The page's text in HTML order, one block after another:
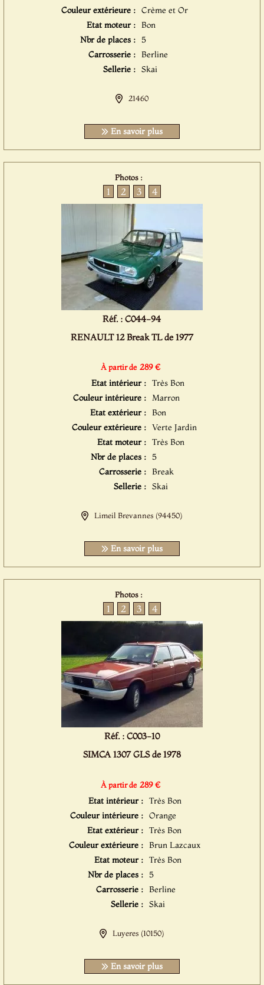
Couleur extérieure : Crème et Or
Etat moteur : Bon
Nbr de places : 5
Carrosserie : Berline
Sellerie : Skai
21460
En savoir plus
Photos :
1 2 3 4
Réf. : C044-94
RENAULT 12 Break TL de 1977
À partir de 289 €
Etat intérieur : Très Bon
Couleur intérieure : Marron
Etat extérieur : Bon
Couleur extérieure : Verte Jardin
Etat moteur : Très Bon
Nbr de places : 5
Carrosserie : Break
Sellerie : Skai
Limeil Brevannes (94450)
En savoir plus
Photos :
1 2 3 4
Réf. : C003-10
SIMCA 1307 GLS de 1978
À partir de 289 €
Etat intérieur : Très Bon
Couleur intérieure : Orange
Etat extérieur : Très Bon
Couleur extérieure : Brun Lazcaux
Etat moteur : Très Bon
Nbr de places : 5
Carrosserie : Berline
Sellerie : Skai
Luyeres (10150)
En savoir plus